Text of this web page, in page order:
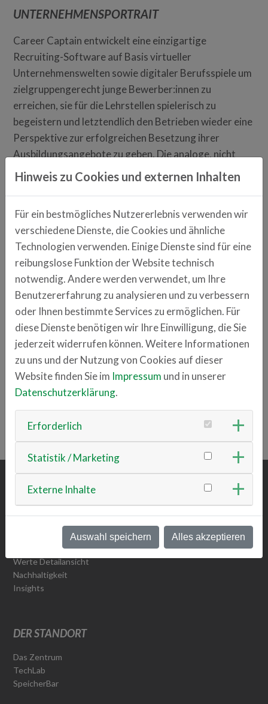
UNTERNEHMENSPORTRAIT
Career Captain entwickelt eine einzigartige
Recruiting-Software auf Basis virtueller
Unternehmenswelten sowie digitaler Berufsspiele um
zielgruppengerecht junge Bewerber:innen zu
erreichen, sie für die Lehrstellen spielerisch zu
begeistern und letztendlich den Betrieben wieder eine
Perspektive zur erfolgreichen Besetzung ihrer
Ausbildungsangebote zu geben. Die analoge, nicht
mehr zeitgemäße Stellenanzeige wird dadurch
career-captain.de
Anschrift
Franz-Mayer-Straße 1
93053 Regensburg
Ansprechpartner
Maximilian Anzinger
+49 157 73452411
maximilian.anzinger
career-captain.de
ZURÜCK ZUR ÜBERSICHT
Vision & Mission
Werte Detailansicht
Nachhaltigkeit
Insights
DER STANDORT
Das Zentrum
TechLab
SpeicherBar
Hinweis zu Cookies und externen Inhalten
Für ein bestmögliches Nutzererlebnis verwenden wir
verschiedene Dienste, die Cookies und ähnliche
Technologien verwenden. Einige Dienste sind für eine
reibungslose Funktion der Website technisch
notwendig. Andere werden verwendet, um Ihre
Benutzererfahrung zu analysieren und zu verbessern
oder Ihnen bestimmte Services zu ermöglichen. Für
diese Dienste benötigen wir Ihre Einwilligung, die Sie
jederzeit widerrufen können. Weitere Informationen
zu uns und der Nutzung von Cookies auf dieser
Website finden Sie im Impressum und in unserer
Datenschutzerklärung.
Erforderlich
Statistik / Marketing
Externe Inhalte
Auswahl speichern Alles akzeptieren